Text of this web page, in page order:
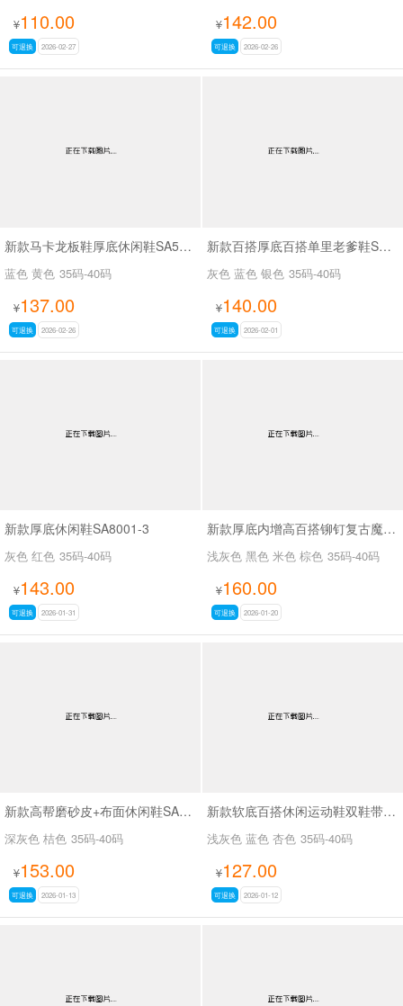
¥110.00
可退换 2026-02-27
¥142.00
可退换 2026-02-26
新款马卡龙板鞋厚底休闲鞋SA5073
蓝色 黄色 35码-40码
¥137.00
可退换 2026-02-26
新款百搭厚底百搭单里老爹鞋SA6016
灰色 蓝色 银色 35码-40码
¥140.00
可退换 2026-02-01
新款厚底休闲鞋SA8001-3
灰色 红色 35码-40码
¥143.00
可退换 2026-01-31
新款厚底内增高百搭铆钉复古魔术贴高帮休闲鞋SA5309
浅灰色 黑色 米色 棕色 35码-40码
¥160.00
可退换 2026-01-20
新款高帮磨砂皮+布面休闲鞋SA8076
深灰色 桔色 35码-40码
¥153.00
可退换 2026-01-13
新款软底百搭休闲运动鞋双鞋带小白鞋SA2663
浅灰色 蓝色 杏色 35码-40码
¥127.00
可退换 2026-01-12